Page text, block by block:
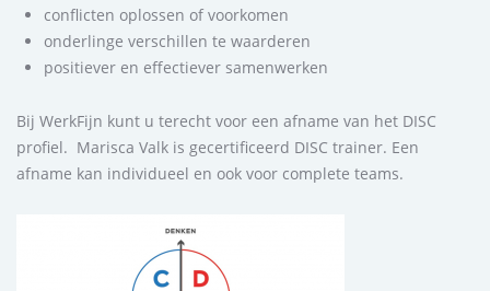
conflicten oplossen of voorkomen
onderlinge verschillen te waarderen
positiever en effectiever samenwerken
Bij WerkFijn kunt u terecht voor een afname van het DISC
profiel. Marisca Valk is gecertificeerd DISC trainer. Een
afname kan individueel en ook voor complete teams.